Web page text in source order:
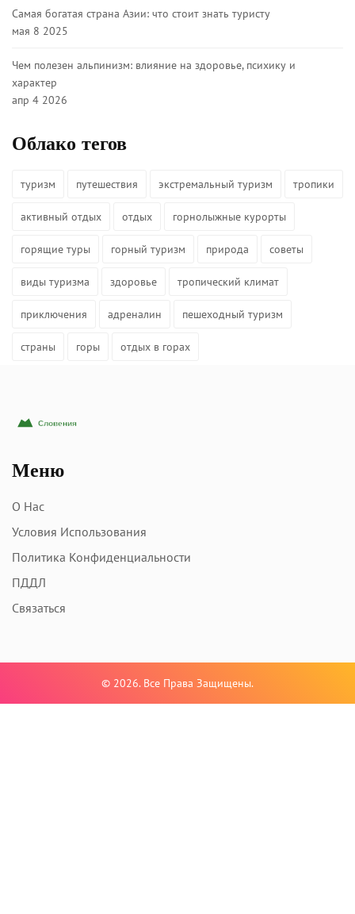
Самая богатая страна Азии: что стоит знать туристу
мая 8 2025
Чем полезен альпинизм: влияние на здоровье, психику и
характер
апр 4 2026
Облако тегов
туризм путешествия экстремальный туризм тропики
активный отдых отдых горнолыжные курорты
горящие туры горный туризм природа советы
виды туризма здоровье тропический климат
приключения адреналин пешеходный туризм
страны горы отдых в горах
Меню
О Нас
Условия Использования
Политика Конфиденциальности
ПДДЛ
Связаться
© 2026. Все Права Защищены.